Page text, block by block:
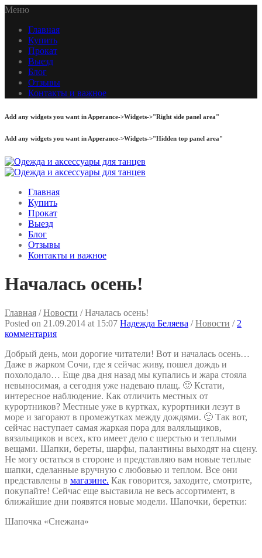
Меню
Главная
Купить
Прокат
Выезд
Блог
Отзывы
Контакты и важное
Add any widgets you want in Apperance->Widgets->"Right side panel area"
Add any widgets you want in Apperance->Widgets->"Hidden top panel area"
Главная
Купить
Прокат
Выезд
Блог
Отзывы
Контакты и важное
Началась осень!
Главная / Новости / Началась осень!
Posted on 21.09.2014 at 15:07 Надежда Беляева /Новости / 2
комментария
Добрый день, мои дорогие читатели! Вот и началась осень…
Даже в жарком Сочи, где я сейчас живу, пошел дождь и
похолодало… Еще два дня назад мы купались и жара стояла
невыносимая, а сегодня уже надеваю плащ. 🙂 Кстати,
интересное наблюдение. Как отличить местных от
курортников? Местные уже в куртках, курортники лезут в
море и загорают в промежутках между дождями. 🙂 Так вот,
сейчас наступает самая жаркая пора для валяльщиков,
вязальщиков и всех, кто имеет дело с шерстью и теплыми
вещами. Шапки, береты, шарфы, палантины выходят на сцену.
Не могу остаться в стороне и представляю вам новые теплые
шапки, сделанные вручную с любовью и теплом. Все они
представлены в магазине. Как говорится, заходите, смотрите,
покупайте! Сейчас еще выставила не весь ассортимент, в
ближайшие дни появятся новые модели. Шапочки, беретки:
Шапочка «Снежана»